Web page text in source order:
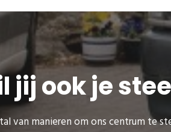
jij ook je
van manieren om ons centrum te